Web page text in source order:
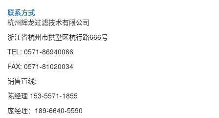
联系方式
杭州辉龙过滤技术有限公司
浙江省杭州市拱墅区杭行路666号
TEL: 0571-86940066
FAX: 0571-81020034
销售直线:
陈经理 153-5571-1855
庞经理：189-6640-5590